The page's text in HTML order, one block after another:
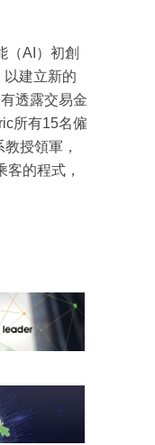
（AI）初創
建立新的
透露交易金
所有15名僱
授領軍，
客的程式，
成為 EJ Tech 會員